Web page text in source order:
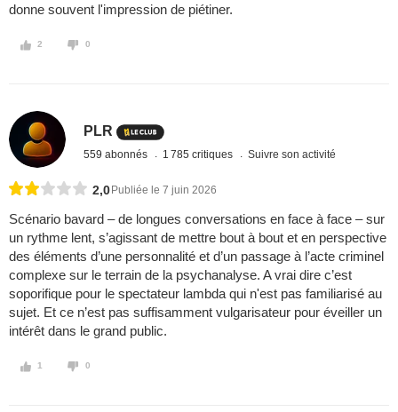
donne souvent l'impression de piétiner.
2 0
PLR
559 abonnés 1 785 critiques Suivre son activité
2,0 Publiée le 7 juin 2026
Scénario bavard – de longues conversations en face à face – sur
un rythme lent, s’agissant de mettre bout à bout et en perspective
des éléments d’une personnalité et d’un passage à l’acte criminel
complexe sur le terrain de la psychanalyse. A vrai dire c’est
soporifique pour le spectateur lambda qui n'est pas familiarisé au
sujet. Et ce n’est pas suffisamment vulgarisateur pour éveiller un
intérêt dans le grand public.
1 0